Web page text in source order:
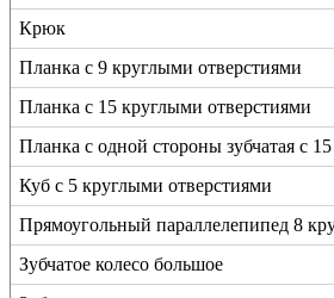
Крюк
Планка с 9 круглыми отверстиями
Планка с 15 круглыми отверстиями
Планка с одной стороны зубчатая с
Куб с 5 круглыми отверстиями
Прямоугольный параллелепипед 8
Зубчатое колесо большое